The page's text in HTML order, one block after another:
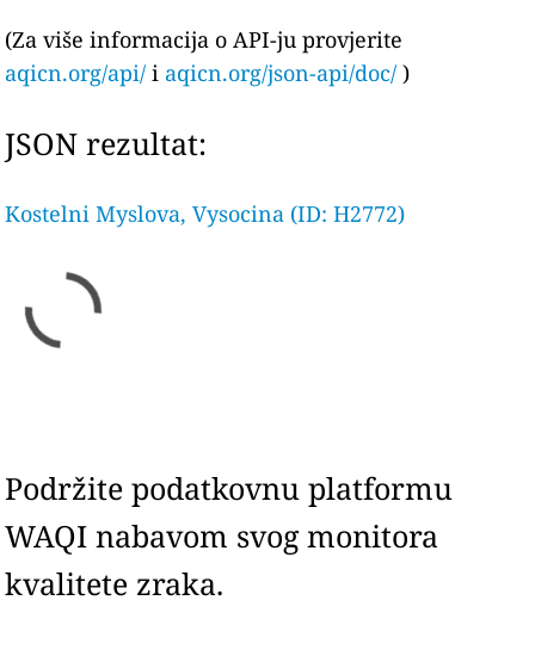
(Za više informacija o API-ju provjerite
aqicn.org/api/ i aqicn.org/json-api/doc/ )
JSON rezultat:
Kostelni Myslova, Vysocina (ID: H2772)
Podržite podatkovnu platformu
WAQI nabavom svog monitora
kvalitete zraka.